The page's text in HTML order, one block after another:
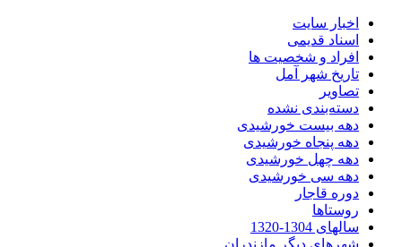
اخبار سایت
اسناد قدیمی
افراد و شخصیت ها
تاریخ شهر آمل
تصاویر
دسته‌بندی نشده
دهه بیست خورشیدی
دهه پنجاه خورشیدی
دهه چهل خورشیدی
دهه سی خورشیدی
دوره قاجار
روستاها
سالهای 1304-1320
شهرهای دیگر مازندران